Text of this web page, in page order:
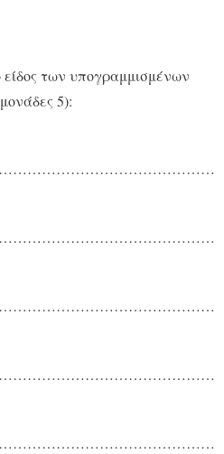
των υπογραμμισμένων
5):